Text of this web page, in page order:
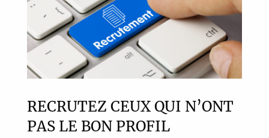
Nos articles
RECRUTEZ CEUX QUI N’ONT
PAS LE BON PROFIL